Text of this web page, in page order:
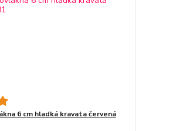
6 cm hladká kravata červená